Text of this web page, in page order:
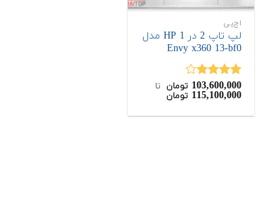
اچ‌پی
لپ تاپ 2 در 1 HP مدل
Envy x360 13-bf0
نمره
4.00از 5
103,600,000 تومان‌ تا ‌
115,100,000 تومان